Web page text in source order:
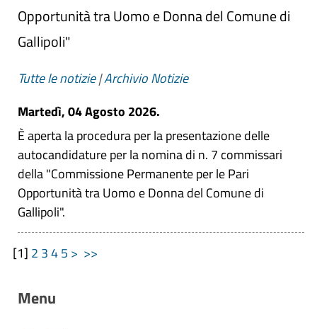
Opportunità tra Uomo e Donna del Comune di
Gallipoli"
Tutte le notizie|Archivio Notizie
Martedì, 04 Agosto 2026.
È aperta la procedura per la presentazione delle
autocandidature per la nomina di n. 7 commissari
della "Commissione Permanente per le Pari
Opportunità tra Uomo e Donna del Comune di
Gallipoli".
[1] 2 345 > >>
Menu